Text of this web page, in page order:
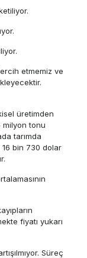
etmemiz ve
üretimden
milyon tonu
tarımda
16 bin 730 dolar
fiyatı yukarı
Süreç